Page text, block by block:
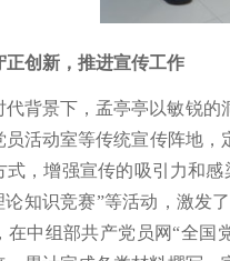
正创新，推进宣传工作
代背景下，孟亭亭以敏锐的
员活动室等传统宣传阵地
式，增强宣传的吸引力和
论知识竞赛”等活动，激发
在中组部共产党员网“全国